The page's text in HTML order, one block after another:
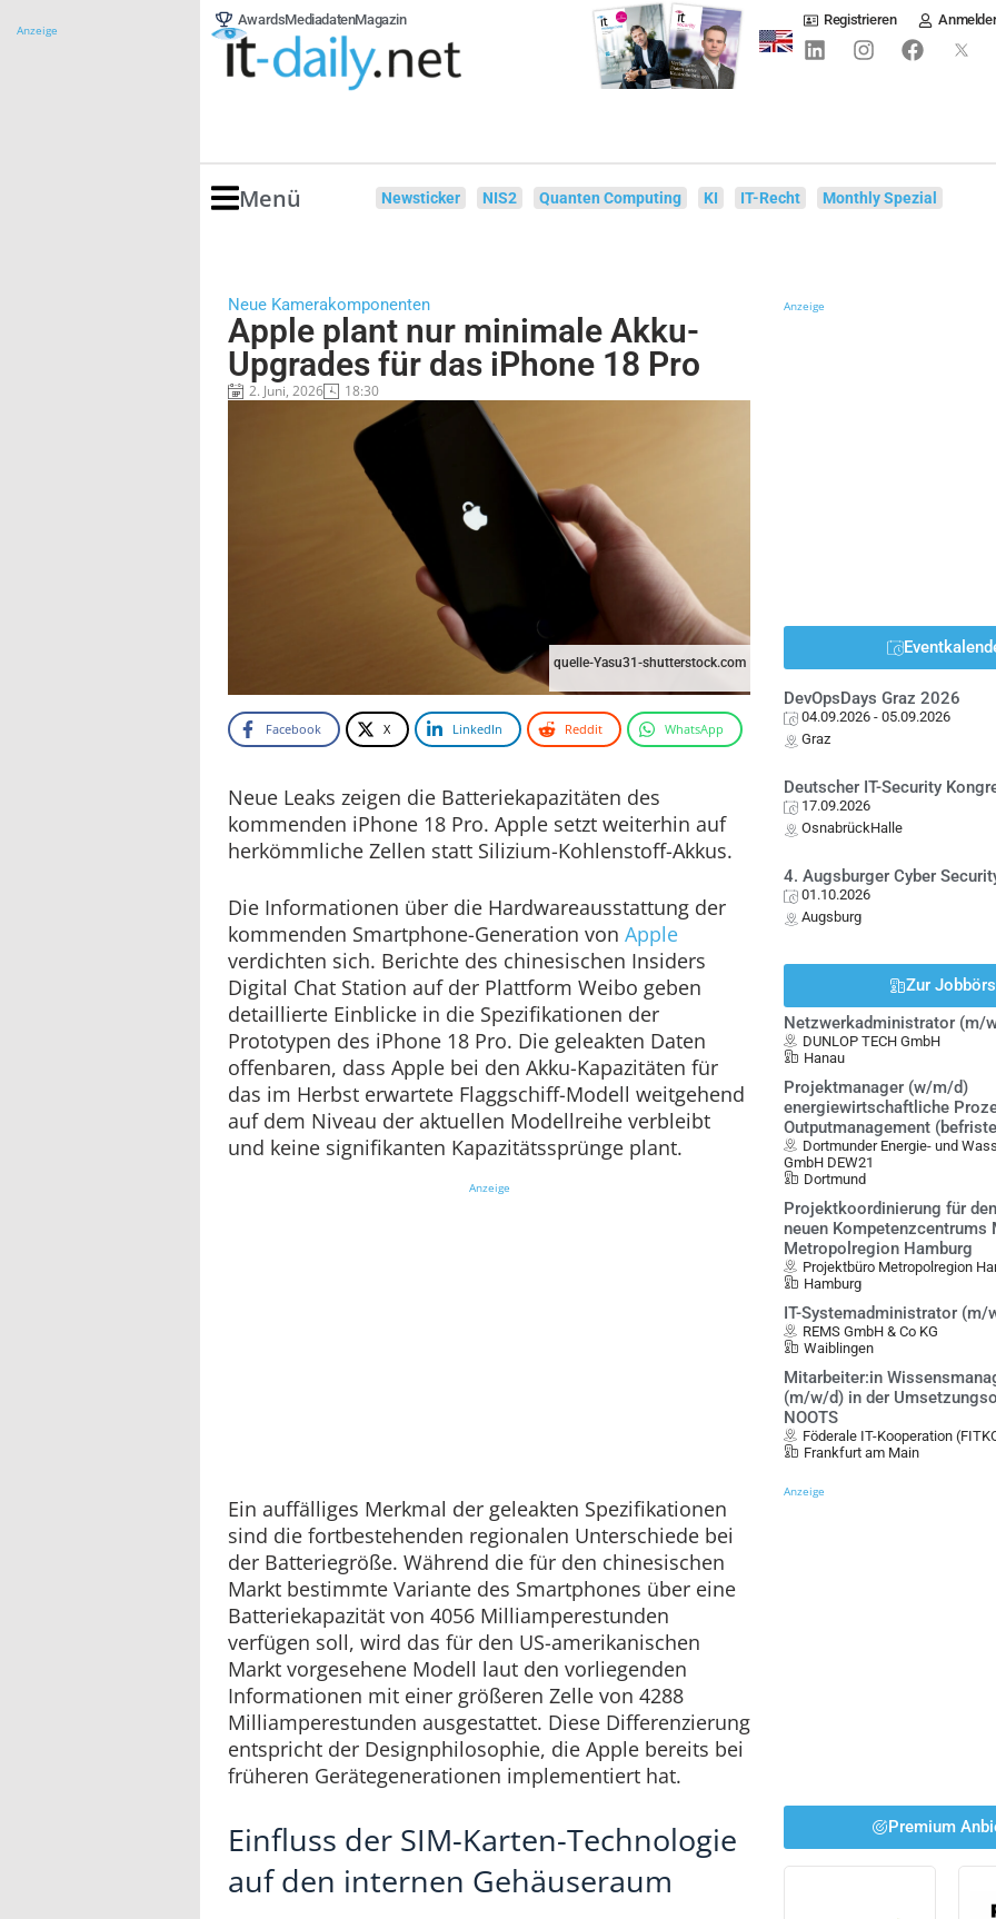
Anzeige
AwardsMediadatenMagazin Registrieren
Menü Newsticker NIS2 Quanten Computing KI IT-Recht Monthly Spezial
Neue Kamerakomponenten
Apple plant nur minimale Akku-
Upgrades für das iPhone 18 Pro
2. Juni, 2026 18:30
quelle-Yasu31-shutterstock.com
Facebook X LinkedIn Reddit WhatsApp
Neue Leaks zeigen die Batteriekapazitäten des
kommenden iPhone 18 Pro. Apple setzt weiterhin auf
herkömmliche Zellen statt Silizium-Kohlenstoff-Akkus.
Die Informationen über die Hardwareausstattung der
kommenden Smartphone-Generation von Apple
verdichten sich. Berichte des chinesischen Insiders
Digital Chat Station auf der Plattform Weibo geben
detaillierte Einblicke in die Spezifikationen der
Prototypen des iPhone 18 Pro. Die geleakten Daten
offenbaren, dass Apple bei den Akku-Kapazitäten für
das im Herbst erwartete Flaggschiff-Modell weitgehend
auf dem Niveau der aktuellen Modellreihe verbleibt
und keine signifikanten Kapazitätssprünge plant.
Anzeige
Ein auffälliges Merkmal der geleakten Spezifikationen
sind die fortbestehenden regionalen Unterschiede bei
der Batteriegröße. Während die für den chinesischen
Markt bestimmte Variante des Smartphones über eine
Batteriekapazität von 4056 Milliamperestunden
verfügen soll, wird das für den US-amerikanischen
Markt vorgesehene Modell laut den vorliegenden
Informationen mit einer größeren Zelle von 4288
Milliamperestunden ausgestattet. Diese Differenzierung
entspricht der Designphilosophie, die Apple bereits bei
früheren Gerätegenerationen implementiert hat.
Einfluss der SIM-Karten-Technologie
auf den internen Gehäuseraum
Anzeige
DevOpsDays Graz 2026
04.09.2026 - 05.09.2026
Graz
Deutscher IT-Security
17.09.2026
OsnabrückHalle
4. Augsburger Cyber
01.10.2026
Augsburg
Zur
Netzwerkadministrator (m/
DUNLOP TECH GmbH
Hanau
Projektmanager (w/m/d)
energiewirtschaftliche
Outputmanagement
Dortmunder Energie- und
GmbH DEW21
Dortmund
Projektkoordinierung für
neuen
Metropolregion Hamburg
Projektbüro Metropolregion
Hamburg
IT-Systemadministrator (m/
REMS GmbH & Co KG
Waiblingen
Mitarbeiter:in
(m/w/d) in der
NOOTS
Föderale IT-Kooperation
Frankfurt am Main
Anzeige
Premium